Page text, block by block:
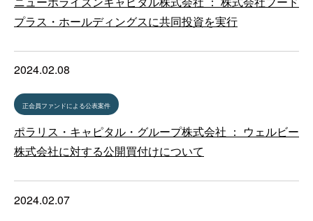
プラス・ホールディングスに共同投資を実行
2024.02.08
正会員ファンドによる公表案件
ポラリス・キャピタル・グループ株式会社 ： ウェルビー
株式会社に対する公開買付けについて
2024.02.07